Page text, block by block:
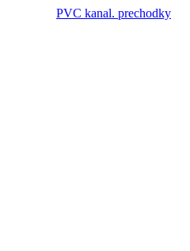
PVC kanal. prechodky